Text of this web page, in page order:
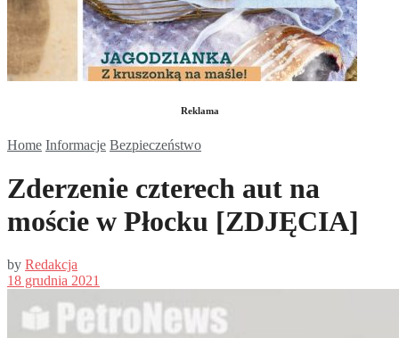
Reklama
Home Informacje Bezpieczeństwo
Zderzenie czterech aut na
moście w Płocku [ZDJĘCIA]
by Redakcja
18 grudnia 2021